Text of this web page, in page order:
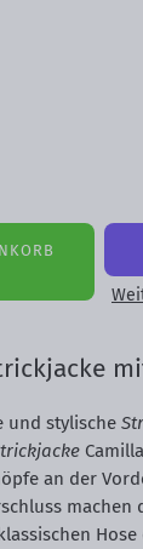
und stylische
an der
machen